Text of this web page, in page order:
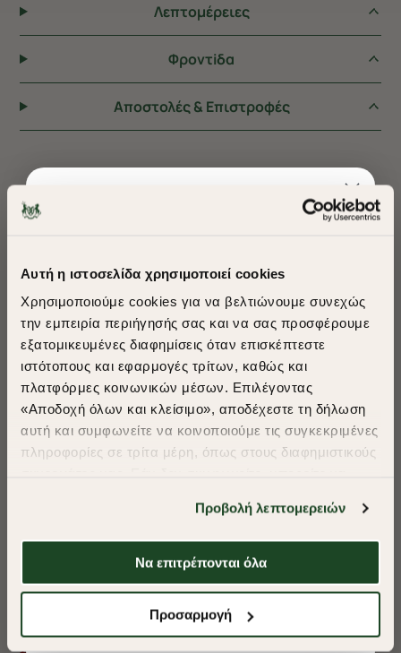
Αυτή η ιστοσελίδα χρησιμοποιεί cookies
Χρησιμοποιούμε cookies για να βελτιώνουμε συνεχώς
την εμπειρία περιήγησής σας και να σας προσφέρουμε
εξατομικευμένες διαφημίσεις όταν επισκέπτεστε
ιστότοπους και εφαρμογές τρίτων, καθώς και
πλατφόρμες κοινωνικών μέσων. Επιλέγοντας
«Αποδοχή όλων και κλείσιμο», αποδέχεστε τη δήλωση
αυτή και συμφωνείτε να κοινοποιούμε τις συγκεκριμένες
πληροφορίες σε τρίτα μέρη, όπως στους διαφημιστικούς
απαιτούμενα cookies» και θα περιοριστούμε
στα cookies και τις τεχνολογίες που είναι απολύτως
απαραίτητα για την ασφαλή απόδοση και
λειτουργικότητα της ιστοσελίδας μας. Ωστόσο, λάβετε
θα μπορούμε να συλλέξουμε πληροφορίες που θα
Προβολή λεπτομερειών
Να επιτρέπονται όλα
Προσαρμογή
Λεπτομέρειες
Φροντiδα
Αποστολές & Επιστροφές
ΠΡΟΤΕΙΝΟΥΜΕ ΓΙΑ ΕΣΑΣ
ΜΠΛΟΥΖΑ POLO PIQUE WAFFLE REGULAR FIT
​
A Season of Style
SUMMER SALE
Shop Now